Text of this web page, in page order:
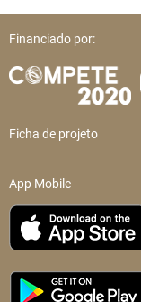
Financiado por:
Ficha de projeto
App Mobile